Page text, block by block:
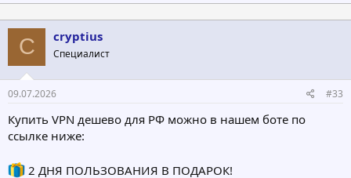
C cryptius
Специалист
09.07.2026 #33
Купить VPN дешево для РФ можно в нашем боте по
ссылке ниже:
2 ДНЯ ПОЛЬЗОВАНИЯ В ПОДАРОК!